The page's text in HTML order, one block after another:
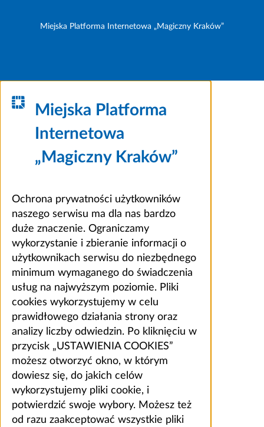
Miejska Platforma Internetowa „Magiczny Kraków”
Miejska Platforma
Internetowa
„Magiczny Kraków”
Ochrona prywatności użytkowników
naszego serwisu ma dla nas bardzo
duże znaczenie. Ograniczamy
wykorzystanie i zbieranie informacji o
użytkownikach serwisu do niezbędnego
minimum wymaganego do świadczenia
usług na najwyższym poziomie. Pliki
cookies wykorzystujemy w celu
prawidłowego działania strony oraz
analizy liczby odwiedzin. Po kliknięciu w
przycisk „USTAWIENIA COOKIES”
możesz otworzyć okno, w którym
dowiesz się, do jakich celów
wykorzystujemy pliki cookie, i
potwierdzić swoje wybory. Możesz też
od razu zaakceptować wszystkie pliki